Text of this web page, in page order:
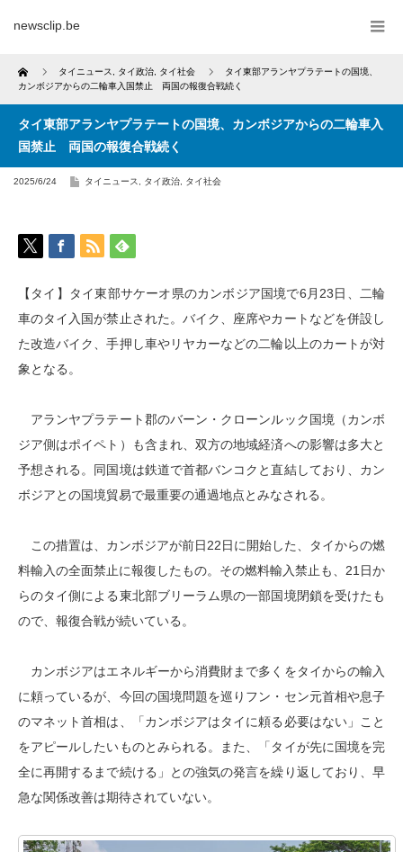
newsclip.be
Home タイニュース タイ政治 タイ社会
タイ東部アランヤプラテートの国境、
カンボジアからの二輪車入国禁止 両国の報復合戦続く
タイ東部アランヤプラテートの国境、カンボジアからの二輪車入
国禁止 両国の報復合戦続く
2025/6/24 タイニュース タイ政治 タイ社会
【タイ】タイ東部サケーオ県のカンボジア国境で6月23日、二輪
車のタイ入国が禁止された。バイク、座席やカートなどを併設し
た改造バイク、手押し車やリヤカーなどの二輪以上のカートが対
象となる。
アランヤプラテート郡のバーン・クローンルック国境（カンボ
ジア側はポイペト）も含まれ、双方の地域経済への影響は多大と
予想される。同国境は鉄道で首都バンコクと直結しており、カン
ボジアとの国境貿易で最重要の通過地点とみなされる。
この措置は、カンボジアが前日22日に開始した、タイからの燃
料輸入の全面禁止に報復したもの。その燃料輸入禁止も、21日か
らのタイ側による東北部ブリーラム県の一部国境閉鎖を受けたも
ので、報復合戦が続いている。
カンボジアはエネルギーから消費財まで多くをタイからの輸入
に頼っているが、今回の国境問題を巡りフン・セン元首相や息子
のマネット首相は、「カンボジアはタイに頼る必要はない」こと
をアピールしたいものとみられる。また、「タイが先に国境を完
全に再開するまで続ける」との強気の発言を繰り返しており、早
急な関係改善は期待されていない。